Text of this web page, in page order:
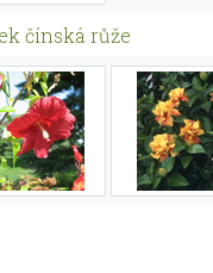
čínská růže